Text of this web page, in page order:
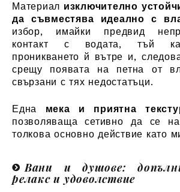
Материал изключително
да съвместява идеално с
избор, имайки предвид
контакт с водата, тъй
проникването й вътре и,
срещу появата на петна от
свързани с тях недостатъци.
Една мека и приятна
позволяваща сетивно да се
толкова основно действие като
Вани и душове:
релакс и удоволствие